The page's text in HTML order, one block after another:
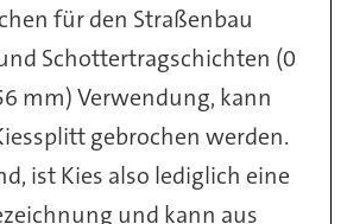
für den Straßenbau
Schottertragschichten (0
mm) Verwendung, kann
gebrochen werden.
ist Kies also lediglich eine
und kann aus